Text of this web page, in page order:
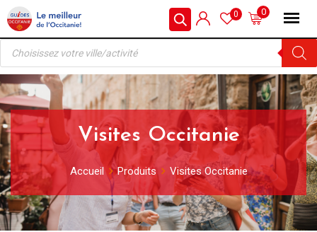
Skip
to
content
0
0
Recherche
produits
Visites Occitanie
Accueil Produits Visites Occitanie